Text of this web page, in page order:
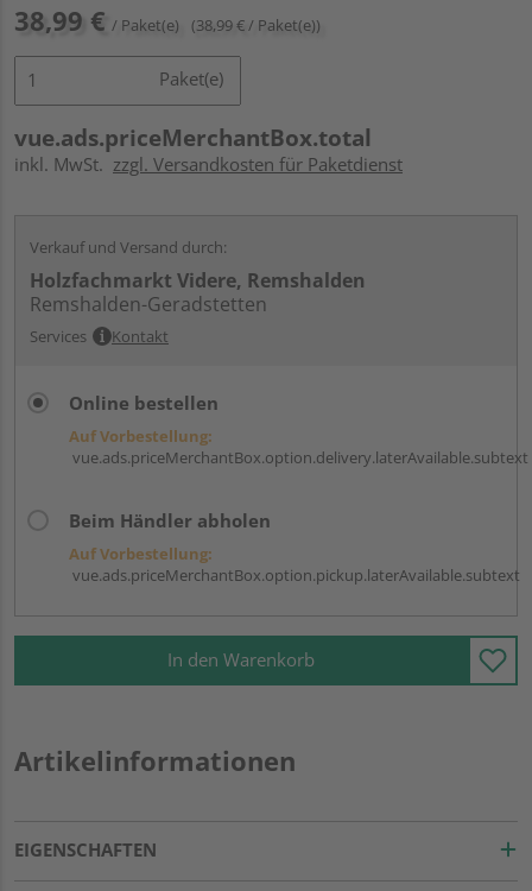
38,99 € / Paket(e) (38,99 € / Paket(e))
Paket(e)
vue.ads.priceMerchantBox.total
inkl. MwSt. zzgl. Versandkosten für Paketdienst
Verkauf und Versand durch:
Holzfachmarkt Videre, Remshalden
Remshalden-Geradstetten
Services Kontakt
Online bestellen
Auf Vorbestellung:
vue.ads.priceMerchantBox.option.delivery.laterAvailable.subtext
Beim Händler abholen
Auf Vorbestellung:
vue.ads.priceMerchantBox.option.pickup.laterAvailable.subtext
In den Warenkorb
Artikelinformationen
EIGENSCHAFTEN